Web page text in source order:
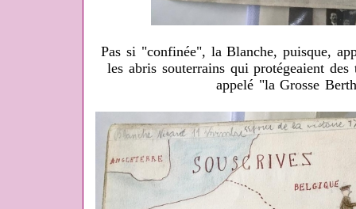
Pas si "confinée", la Blanche, puisque,
les abris souterrains qui protégeaient
appelé "la Grosse